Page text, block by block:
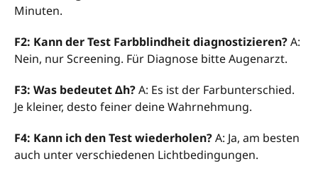
Minuten.
F2: Kann der Test Farbblindheit diagnostizieren?A:
Nein, nur Screening. Für Diagnose bitte Augenarzt.
F3: Was bedeutet Δh?A: Es ist der Farbunterschied.
Je kleiner, desto feiner deine Wahrnehmung.
F4: Kann ich den Test wiederholen?A: Ja, am besten
auch unter verschiedenen Lichtbedingungen.